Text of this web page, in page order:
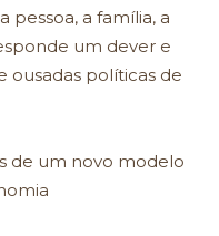
a família, a
um dever e
ousadas políticas de
de um novo modelo